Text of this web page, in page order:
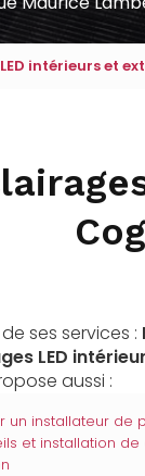
intérieurs et
ses services :
LED
aussi :
un installateur de
et installation